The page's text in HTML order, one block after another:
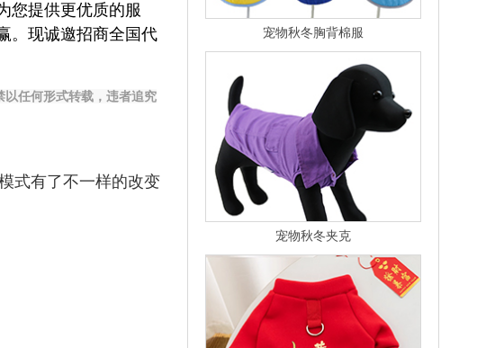
您提供更优质的服
。现诚邀招商全国代
任何形式转载，违者追究
式有了不一样的改变
宠物秋冬胸背棉服
宠物秋冬夹克